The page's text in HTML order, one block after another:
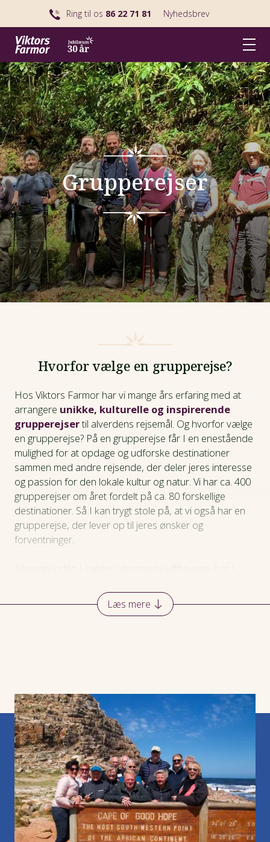
Ring til os 86 22 71 81 Nyhedsbrev
Grupperejser
Hvorfor vælge en grupperejse?
Hos Viktors Farmor har vi mange års erfaring med at
arrangere unikke, kulturelle og inspirerende
grupperejsertil alverdens rejsemål. Og hvorfor vælge
en grupperejse? På en grupperejse får I en enestående
mulighed for at opdage og udforske destinationer
sammen med andre rejsende, der deler jeres interesse
og passion for den lokale kultur og natur. Vi har ca. 400
grupperejser om året fordelt på ca. 80 forskellige
destinationer. Så I kan trygt stole på, at vi også har en
grupperejse, der lever op til jeres ønsker og
forventninger.
selve rejsemålet - og I kan glæde jer sammen til de
oplevelser, I får. Vi har styr på de praktiske detaljer, så I
som udgangspunkt halvpension på vores rejser. Det
fremgår tydeligt af dagsprogrammet, hvilke måltider er
inklusiv på de enkelte dage. Din rejseleder vil i øvrigt
altid være behjælpelig med at finde et hyggeligt sted at
spise middagen, hvis den ikke er inklusiv på dagen.
Læs mere